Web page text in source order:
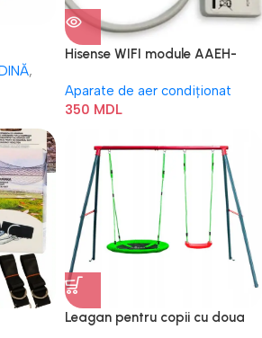
,
Hisense WIFI module AAEH-
Aparate de aer condiționat
350 MDL
Leagan pentru copii cu doua